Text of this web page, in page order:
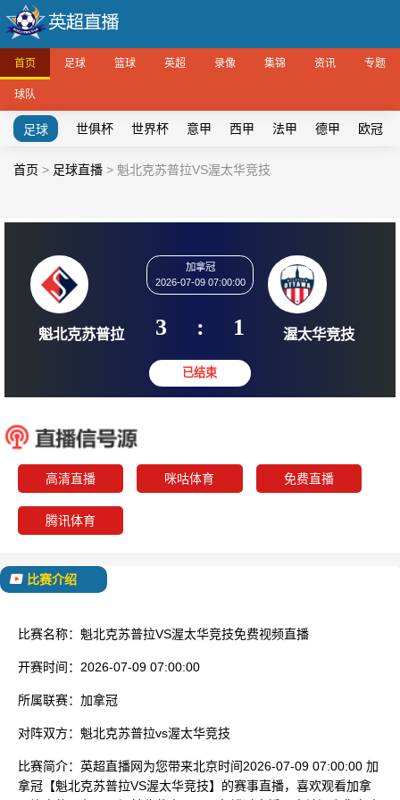
首页 足球 篮球 英超 录像 集锦 资讯 专题
球队
足球 世俱杯 世界杯 意甲 西甲 法甲 德甲 欧冠
首页 > 足球直播 > 魁北克苏普拉VS渥太华竞技
加拿冠
2026-07-09 07:00:00
3 : 1
高清直播 咪咕体育 免费直播
腾讯体育
比赛介绍
比赛名称： 魁北克苏普拉VS渥太华竞技免费视频直播
开赛时间： 2026-07-09 07:00:00
所属联赛： 加拿冠
对阵双方： 魁北克苏普拉vs渥太华竞技
比赛简介： 英超直播网为您带来北京时间2026-07-09 07:00:00 加
拿冠【魁北克苏普拉VS渥太华竞技】的赛事直播，喜欢观看加拿